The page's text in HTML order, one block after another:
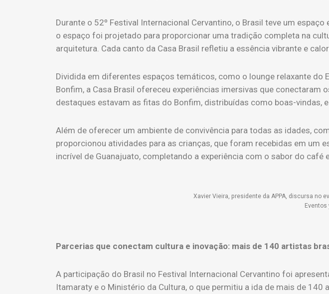
Durante o 52º Festival Internacional Cervantino, o Brasil teve um
o espaço foi projetado para proporcionar uma tradição completa na
arquitetura. Cada canto da Casa Brasil refletiu a essência vibrante e
Dividida em diferentes espaços temáticos, como o lounge relaxante do
Bonfim, a Casa Brasil ofereceu experiências imersivas que
destaques estavam as fitas do Bonfim, distribuídas como boas-vindas,
Além de oferecer um ambiente de convivência para todas as idades,
proporcionou atividades para as crianças, que foram recebidas em um
incrível de Guanajuato, completando a experiência com o sabor do café
Xavier Vieira, presidente da APPA, discursa no
Eventos
Parcerias que conectam cultura e inovação: mais de 140 artistas
A participação do Brasil no Festival Internacional Cervantino foi
Itamaraty e o Ministério da Cultura, o que permitiu a ida de mais de